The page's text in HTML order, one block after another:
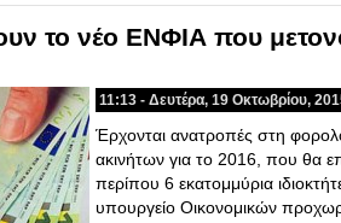
το νέο ΕΝΦΙΑ που
11:13 - Δευτέρα, 19 Οκτωβρίου,
Έρχονται ανατροπές στη
ακινήτων για το 2016, που θα
περίπου 6 εκατομμύρια
υπουργείο Οικονομικών